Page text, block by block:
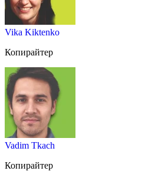
Vika Kiktenko
Копирайтер
Vadim Tkach
Копирайтер